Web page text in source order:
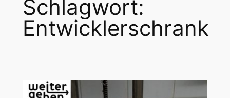
Schlagwort:
Entwicklerschrank